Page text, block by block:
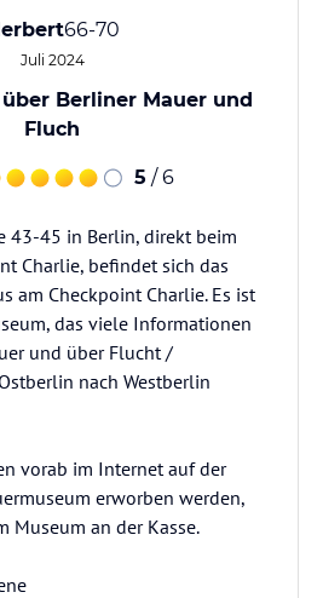
66-70
Juli 2024
Berliner Mauer und
Fluch
5 / 6
43-45 in Berlin, direkt beim
Charlie, befindet sich das
am Checkpoint Charlie. Es ist
das viele Informationen
und über Flucht /
nach Westberlin
vorab im Internet auf der
erworben werden,
Museum an der Kasse.